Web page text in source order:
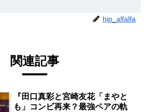
hip_alfalfa
関連記事
『田口真彩と宮崎友花「まやと
も」コンビ再来？最強ペアの軌